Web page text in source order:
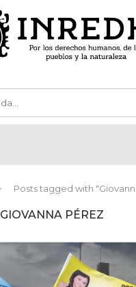
Posts tagged with
GIOVANNA PÉREZ